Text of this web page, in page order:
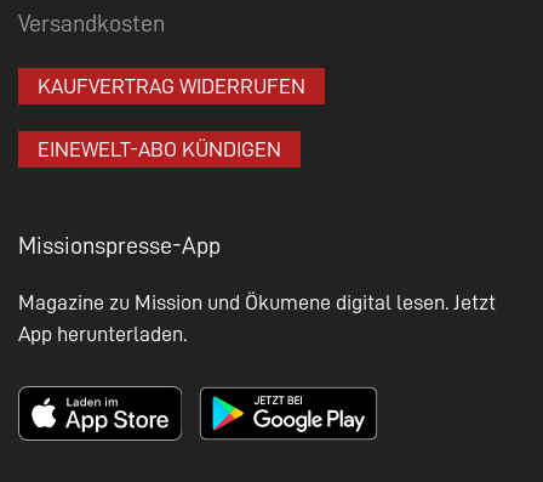
Versandkosten
KAUFVERTRAG WIDERRUFEN
EINEWELT-ABO KÜNDIGEN
Missionspresse-App
Magazine zu Mission und Ökumene digital lesen. Jetzt
App herunterladen.